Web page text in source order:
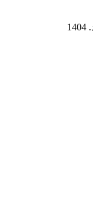
1404